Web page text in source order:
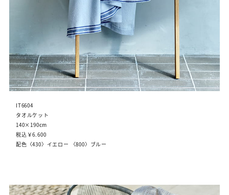
IT6604
タオルケット
140×190cm
税込￥6.600
配色〈430〉イエロー 〈800〉ブルー